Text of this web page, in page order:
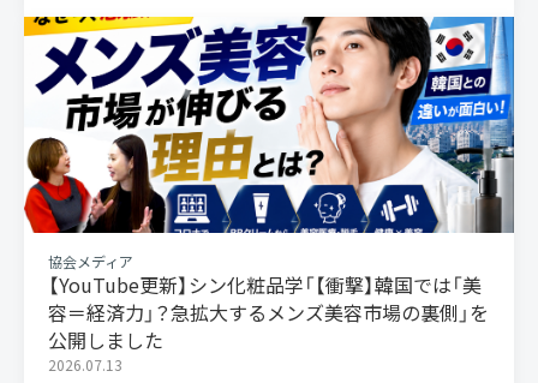
協会メディア
【YouTube更新】シン化粧品学「【衝撃】韓国では「美
容＝経済力」？急拡大するメンズ美容市場の裏側」を
公開しました
2026.07.13